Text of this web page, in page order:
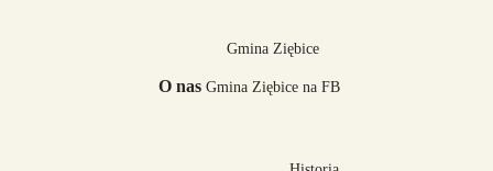
O nas
Gmina Ziębice
Gmina Ziębice na FB